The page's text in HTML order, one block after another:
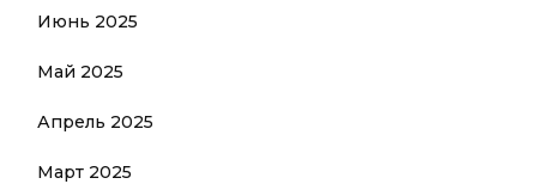
Июнь 2025
Май 2025
Апрель 2025
Март 2025